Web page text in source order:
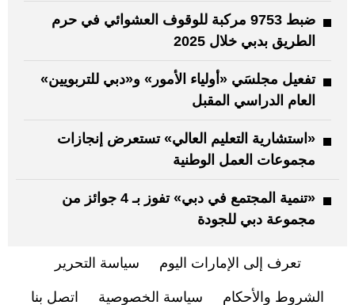
ضبط 9753 مركبة للوقوف العشوائي في حرم
الطريق بدبي خلال 2025
تفعيل مجلسَي «أولياء الأمور» و«دبي للتربويين»
العام الدراسي المقبل
«استشارية التعليم العالي» تستعرض إنجازات
مجموعات العمل الوطنية
«تنمية المجتمع في دبي» تفوز بـ 4 جوائز من
مجموعة دبي للجودة
تعرف إلى الإمارات اليوم سياسة التحرير
الشروط والأحكام سياسة الخصوصية اتصل بنا